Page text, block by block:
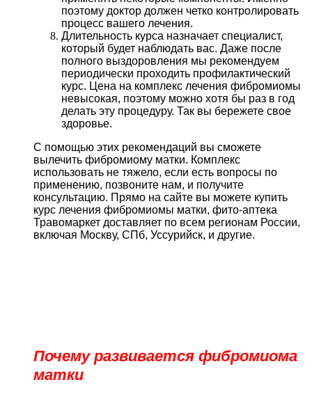
поэтому доктор должен четко контролировать
процесс вашего лечения.
Длительность курса назначает специалист,
который будет наблюдать вас. Даже после
полного выздоровления мы рекомендуем
периодически проходить профилактический
курс. Цена на комплекс лечения фибромиомы
невысокая, поэтому можно хотя бы раз в год
делать эту процедуру. Так вы бережете свое
здоровье.
С помощью этих рекомендаций вы сможете
вылечить фибромиому матки. Комплекс
использовать не тяжело, если есть вопросы по
применению, позвоните нам, и получите
консультацию. Прямо на сайте вы можете купить
курс лечения фибромиомы матки, фито-аптека
Травомаркет доставляет по всем регионам России,
включая Москву, СПб, Уссурийск, и другие.
Почему развивается фибромиома
матки